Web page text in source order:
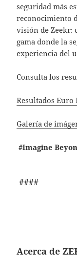
seguridad más
reconocimiento
visión de Zeekr:
gama donde la
experiencia del
Consulta los
Resultados Euro
Galería de
#Imagine
####
Acerca de